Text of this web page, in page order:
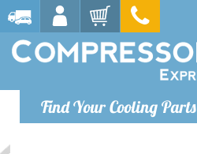
Find Your Cooling Parts